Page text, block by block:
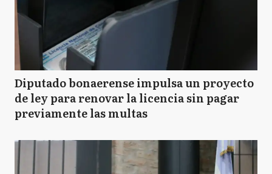
Diputado bonaerense impulsa un proyecto
de ley para renovar la licencia sin pagar
previamente las multas